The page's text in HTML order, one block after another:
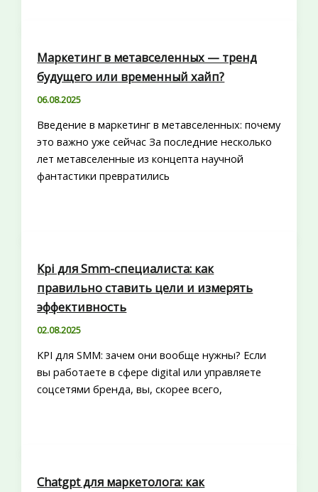
Маркетинг в метавселенных — тренд
будущего или временный хайп?
06.08.2025
Введение в маркетинг в метавселенных: почему
это важно уже сейчас За последние несколько
лет метавселенные из концепта научной
фантастики превратились
Kpi для Smm-специалиста: как
правильно ставить цели и измерять
эффективность
02.08.2025
KPI для SMM: зачем они вообще нужны? Если
вы работаете в сфере digital или управляете
соцсетями бренда, вы, скорее всего,
Chatgpt для маркетолога: как